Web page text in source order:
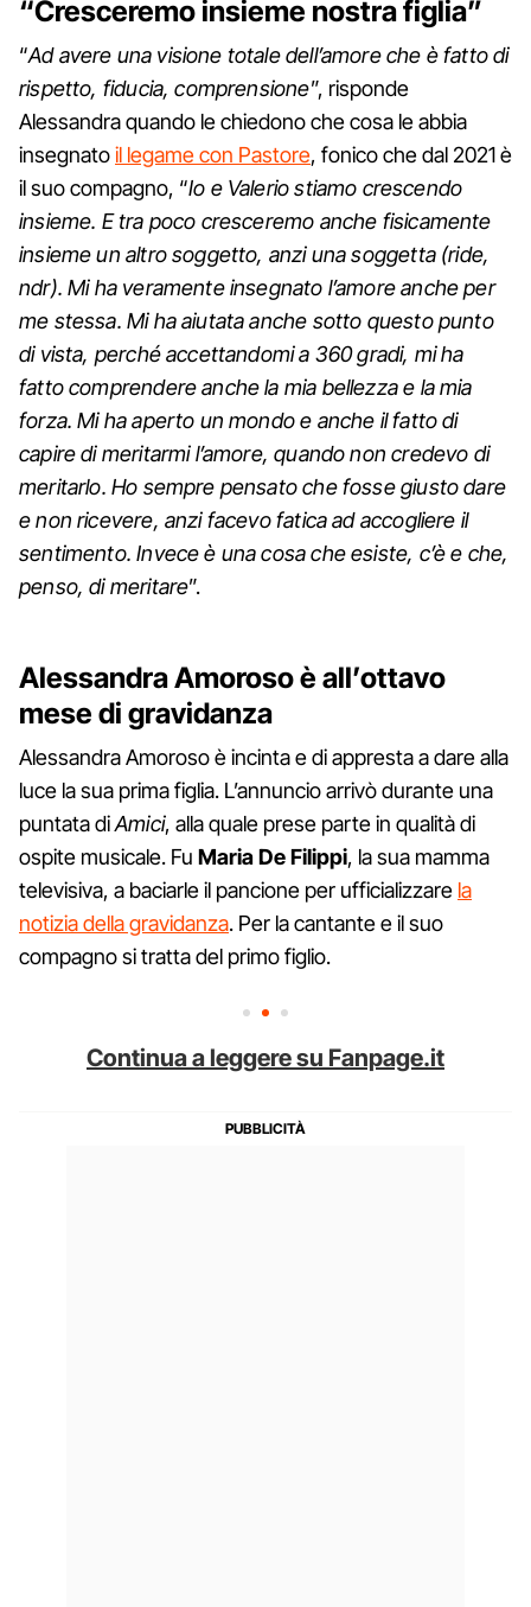
“Cresceremo insieme nostra figlia”
“Ad avere una visione totale dell’amore che è fatto di
rispetto, fiducia, comprensione”, risponde
Alessandra quando le chiedono che cosa le abbia
insegnatoil legame con Pastore, fonico che dal 2021 è
il suo compagno, “Io e Valerio stiamo crescendo
insieme. E tra poco cresceremo anche fisicamente
insieme un altro soggetto, anzi una soggetta (ride,
ndr). Mi ha veramente insegnato l’amore anche per
me stessa. Mi ha aiutata anche sotto questo punto
di vista, perché accettandomi a 360 gradi, mi ha
fatto comprendere anche la mia bellezza e la mia
forza. Mi ha aperto un mondo e anche il fatto di
capire di meritarmi l’amore, quando non credevo di
meritarlo. Ho sempre pensato che fosse giusto dare
e non ricevere, anzi facevo fatica ad accogliere il
sentimento. Invece è una cosa che esiste, c’è e che,
penso, di meritare”.
Alessandra Amoroso è all’ottavo
mese di gravidanza
Alessandra Amoroso è incinta e di appresta a dare alla
luce la sua prima figlia. L’annuncio arrivò durante una
puntata diAmici, alla quale prese parte in qualità di
ospite musicale. Fu Maria De Filippi, la sua mamma
televisiva, a baciarle il pancione per ufficializzare la
notizia della gravidanza. Per la cantante e il suo
compagno si tratta del primo figlio.
Continua a leggere su Fanpage.it